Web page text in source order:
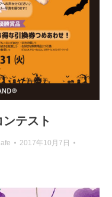
テスト
2017年10月7日